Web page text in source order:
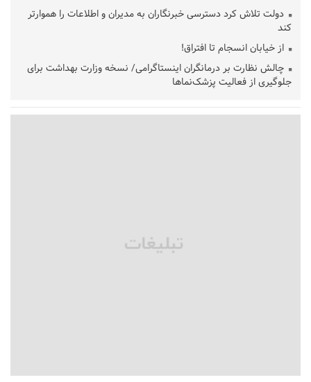
دولت تلاش کرد دسترسی خبرنگاران به مدیران و اطلاعات را هموارتر
کند
از خیابان انسجام تا افتراق!
چالش نظارت بر درمانگران اینستاگرامی/ نسخه وزارت بهداشت برای
جلوگیری از فعالیت پزشک‌نماها
امیر اکرمی‌نیا: ارتش کاملاً آماده است